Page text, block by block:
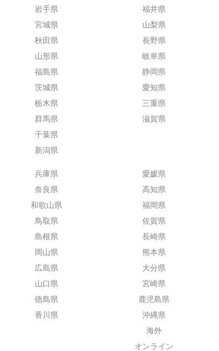
岩手県
宮城県
秋田県
山形県
福島県
茨城県
栃木県
群馬県
千葉県
新潟県
福井県
山梨県
長野県
岐阜県
静岡県
愛知県
三重県
滋賀県
兵庫県
奈良県
和歌山県
鳥取県
島根県
岡山県
広島県
山口県
徳島県
香川県
愛媛県
高知県
福岡県
佐賀県
長崎県
熊本県
大分県
宮崎県
鹿児島県
沖縄県
海外
オンライン